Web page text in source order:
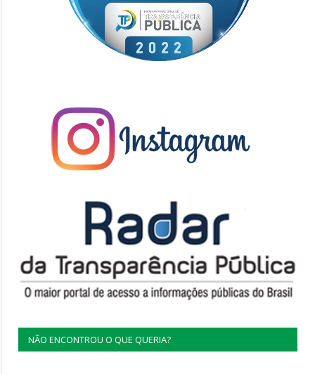
NÃO ENCONTROU O QUE QUERIA?